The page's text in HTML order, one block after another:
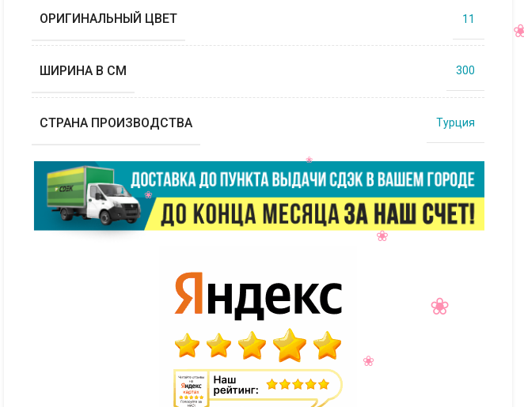
ОРИГИНАЛЬНЫЙ ЦВЕТ 11
ШИРИНА В СМ 300
СТРАНА ПРОИЗВОДСТВА Турция